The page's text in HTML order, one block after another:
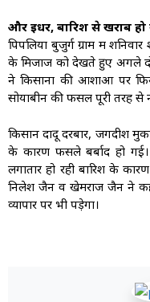
और इधर, बारिश से खराब
पिपलिया बुजुर्ग ग्राम में
के मिजाज को देखते हुए अगले दो
ने किसानों की आशाओं पर
सोयाबीन की फसल पूरी तरह से
किसान दादू दरबार, जगदीश
के कारण फसले बर्बाद हो
लगातार हो रही बारिश के
निलेश जैन व खेमराज जैन ने
व्यापार पर भी पड़ेगा।